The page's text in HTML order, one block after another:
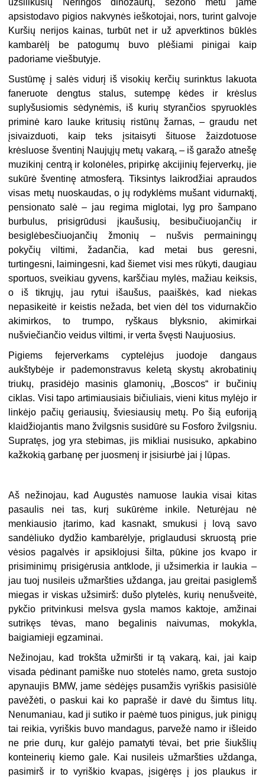
apsistodavo pigios nakvynės ieškotojai, nors, turint galvoje
Kuršių nerijos kainas, turbūt net ir už apverktinos būklės
kambarėlį be patogumų buvo plėšiami pinigai kaip
padoriame viešbutyje.
Sustūmę į salės vidurį iš visokių kerčių surinktus lakuota
faneruote dengtus stalus, sutempę kėdes ir krėslus
suplyšusiomis sėdynėmis, iš kurių styrančios spyruoklės
priminė karo lauke kritusių ristūnų žarnas, – graudu net
įsivaizduoti, kaip teks įsitaisyti šituose žaizdotuose
krėsluose šventinį Naujųjų metų vakarą, – iš garažo atnešę
muzikinį centrą ir kolonėles, pripirkę akcijinių fejerverkų, jie
sukūrė šventinę atmosferą. Tiksintys laikrodžiai apraudos
visas metų nuoskaudas, o jų rodyklėms mušant vidurnaktį,
pensionato salė – jau regima miglotai, lyg pro šampano
burbulus, prisigrūdusi įkaušusių, besibučiuojančių ir
besiglėbesčiuojančių žmonių – nušvis permainingų
pokyčių viltimi, žadančia, kad metai bus geresni,
turtingesni, laimingesni, kad šiemet visi mes rūkyti, daugiau
sportuos, sveikiau gyvens, karščiau mylės, mažiau keiksis,
o iš tikrųjų, jau rytui išaušus, paaiškės, kad niekas
nepasikeitė ir keistis nežada, bet vien dėl tos vidurnakčio
akimirkos, to trumpo, ryškaus blyksnio, akimirkai
nušviečiančio veidus viltimi, ir verta švęsti Naujuosius.
Pigiems fejerverkams cyptelėjus juodoje dangaus
aukštybėje ir pademonstravus keletą skystų akrobatinių
triukų, prasidėjo masinis glamonių, „Boscos“ ir bučinių
ciklas. Visi tapo artimiausiais bičiuliais, vieni kitus mylėjo ir
linkėjo pačių geriausių, šviesiausių metų. Po šią euforiją
klaidžiojantis mano žvilgsnis susidūrė su Fosforo žvilgsniu.
Supratęs, jog yra stebimas, jis mikliai nusisuko, apkabino
kažkokią garbanę per juosmenį ir įsisiurbė jai į lūpas.
Aš nežinojau, kad Augustės namuose laukia visai kitas
pasaulis nei tas, kurį sukūrėme inkile. Neturėjau nė
menkiausio įtarimo, kad kasnakt, smukusi į lovą savo
sandėliuko dydžio kambarėlyje, priglaudusi skruostą prie
vėsios pagalvės ir apsiklojusi šilta, pūkine jos kvapo ir
prisiminimų prisigėrusia antklode, ji užsimerkia ir laukia –
jau tuoj nusileis užmaršties uždanga, jau greitai pasiglemš
miegas ir viskas užsimirš: dušo plytelės, kurių nenušveitė,
pykčio pritvinkusi melsva gysla mamos kaktoje, amžinai
sutrikęs tėvas, mano begalinis naivumas, mokykla,
baigiamieji egzaminai.
Nežinojau, kad trokšta užmiršti ir tą vakarą, kai, jai kaip
visada pėdinant pamiške nuo stotelės namo, greta sustojo
apynaujis BMW, jame sėdėjęs pusamžis vyriškis pasisiūlė
pavėžėti, o paskui kai ko paprašė ir davė du šimtus litų.
Nenumaniau, kad ji sutiko ir paėmė tuos pinigus, juk pinigų
tai reikia, vyriškis buvo mandagus, parvežė namo ir išleido
ne prie durų, kur galėjo pamatyti tėvai, bet prie šiukšlių
konteinerių kiemo gale. Kai nusileis užmaršties uždanga,
pasimirš ir to vyriškio kvapas, įsigėręs į jos plaukus ir